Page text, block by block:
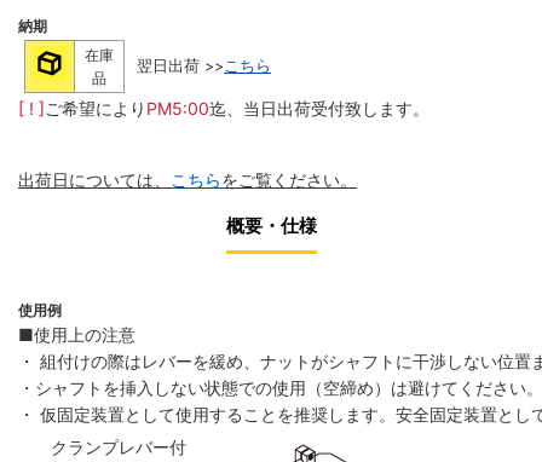
納期
在庫
品
翌日出荷 >>こちら
[ ! ]ご希望により PM5:00迄、当日出荷受付致します。
出荷日については、 こちらをご覧ください。
概要・仕様
使用例
クランプレバー付
■使用上の注意
・ 組付けの際はレバーを緩め、ナットがシャフトに干渉しない位
・シャフトを挿入しない状態での使用（空締め）は避けてください
・ 仮固定装置として使用することを推奨します。安全固定装置とし